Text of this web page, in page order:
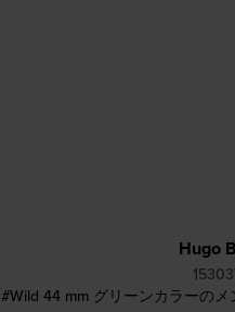
Hugo
#Wild 44 mm グリーンカラーのメ